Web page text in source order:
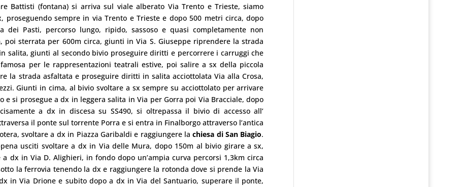
Battisti (fontana) si arriva sul viale alberato Via Trento e Trieste, siamo
proseguendo sempre in via Trento e Trieste e dopo 500 metri circa, dopo
Pasti, percorso lungo, ripido, sassoso e quasi completamente non
poi sterrata per 600m circa, giunti in Via S. Giuseppe riprendere la strada
salita, giunti al secondo bivio proseguire diritti e percorrere i carruggi che
per le rappresentazioni teatrali estive, poi salire a sx della piccola
la strada asfaltata e proseguire diritti in salita acciottolata Via alla Crosa,
Giunti in cima, al bivio svoltare a sx sempre su acciottolato per arrivare
e si prosegue a dx in leggera salita in Via per Gorra poi Via Bracciale, dopo
a dx in discesa su SS490, si oltrepassa il bivio di accesso all’
il ponte sul torrente Porra e si entra in Finalborgo attraverso l’antica
svoltare a dx in Piazza Garibaldi e raggiungere lachiesa di San Biagio.
usciti svoltare a dx in Via delle Mura, dopo 150m al bivio girare a sx,
dx in Via D. Alighieri, in fondo dopo un’ampia curva percorsi 1,3km circa
la ferrovia tenendo la dx e raggiungere la rotonda dove si prende la Via
in Via Drione e subito dopo a dx in Via del Santuario, superare il ponte,